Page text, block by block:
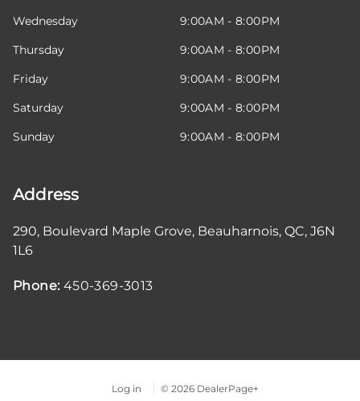
Wednesday
9:00AM - 8:00PM
Thursday
9:00AM - 8:00PM
Friday
9:00AM - 8:00PM
Saturday
9:00AM - 8:00PM
Sunday
9:00AM - 8:00PM
Address
290, Boulevard Maple Grove, Beauharnois, QC, J6N
1L6
Phone: 450-369-3013
Log in © 2026 DealerPage+